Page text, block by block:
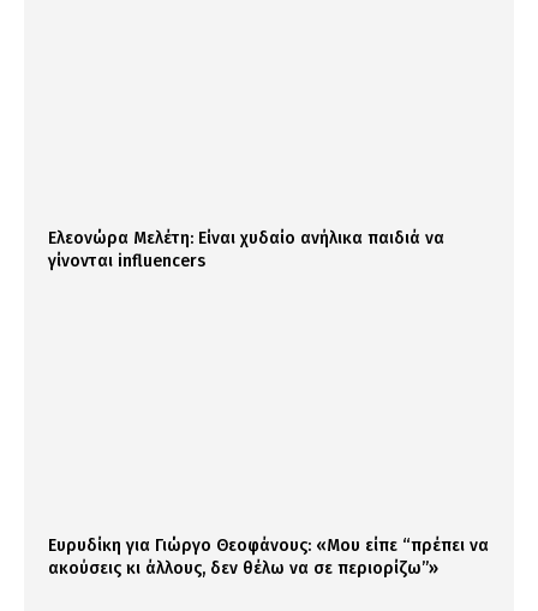
Ελεονώρα Μελέτη: Είναι χυδαίο ανήλικα παιδιά να
γίνονται influencers
Ευρυδίκη για Γιώργο Θεοφάνους: «Μου είπε “πρέπει να
ακούσεις κι άλλους, δεν θέλω να σε περιορίζω”»